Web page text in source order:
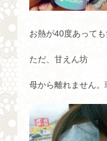
お熱が40度あって
ただ、甘えん坊
母から離れません